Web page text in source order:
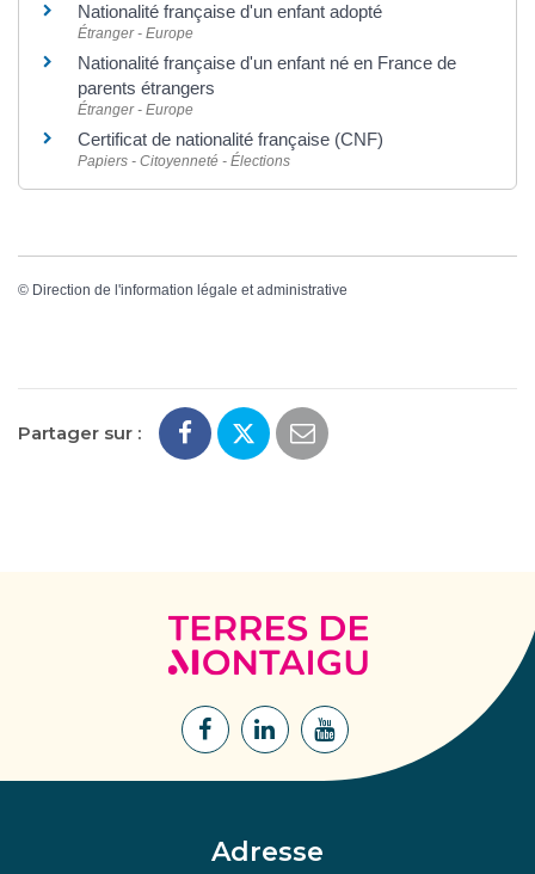
Nationalité française d'un enfant adopté
Étranger - Europe
Nationalité française d'un enfant né en France de
parents étrangers
Étranger - Europe
Certificat de nationalité française (CNF)
Papiers - Citoyenneté - Élections
© Direction de l'information légale et administrative
Partager sur :
Terres
de
Montaigu
Lien
Facebook
Lien
Lien
Adresse